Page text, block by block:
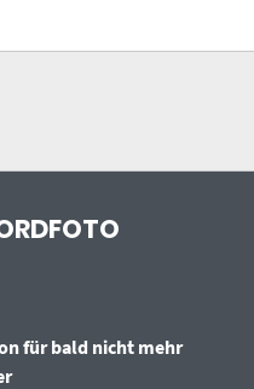
für bald nicht mehr